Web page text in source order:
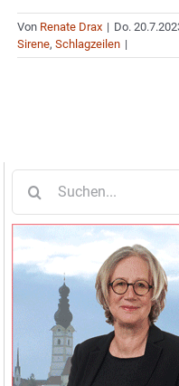
Von Renate Drax | Do.
Sirene, Schlagzeilen |
nach: